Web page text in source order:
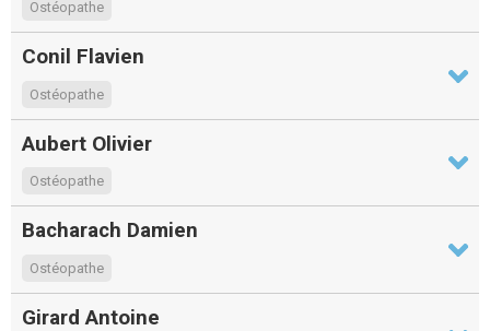
Ostéopathe
Conil Flavien
Ostéopathe
Aubert Olivier
Ostéopathe
Bacharach Damien
Ostéopathe
Girard Antoine